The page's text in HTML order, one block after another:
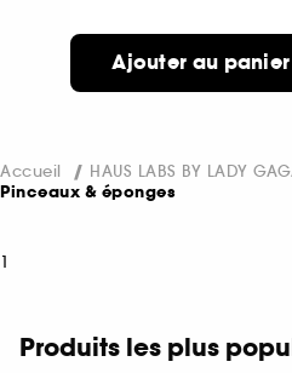
Ajouter au panier
Accueil HAUS LABS BY LADY
Pinceaux & éponges
1
Produits les plus